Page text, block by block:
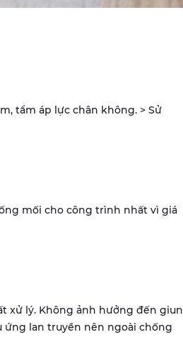
tẩm áp lực chân không. > Sử
mối cho công trình nhất vì giá
xử lý. Không ảnh hưởng đến giun
ứng lan truyền nên ngoài chống